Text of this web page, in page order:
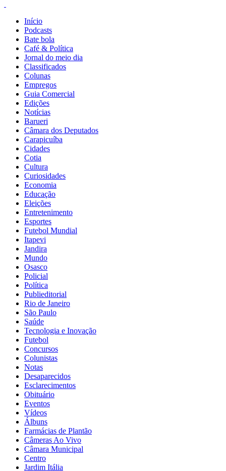
Início
Podcasts
Bate bola
Café & Política
Jornal do meio dia
Classificados
Colunas
Empregos
Guia Comercial
Edições
Notícias
Barueri
Câmara dos Deputados
Carapicuíba
Cidades
Cotia
Cultura
Curiosidades
Economia
Educação
Eleições
Entretenimento
Esportes
Futebol Mundial
Itapevi
Jandira
Mundo
Osasco
Policial
Política
Publieditorial
Rio de Janeiro
São Paulo
Saúde
Tecnologia e Inovação
Futebol
Concursos
Colunistas
Notas
Desaparecidos
Esclarecimentos
Obituário
Eventos
Vídeos
Álbuns
Farmácias de Plantão
Câmeras Ao Vivo
Câmara Municipal
Centro
Jardim Itália